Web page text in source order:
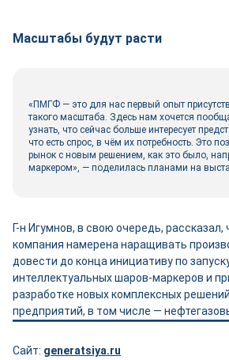
Масштабы будут расти
«ПМГФ — это для нас первый опыт
такого масштаба. Здесь нам хочется
узнать, что сейчас больше интересует
что есть спрос, в чём их потребность. Это
рынок с новым решением, как это было,
маркером», — поделилась планами на
Г-н Игумнов, в свою очередь,
компания намерена наращивать
довести до конца инициативу по
интеллектуальных шаров-маркеров и
разработке новых комплексных
предприятий, в том числе —
Сайт: generatsiya.ru